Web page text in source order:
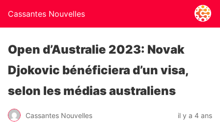
Cassantes Nouvelles
Open d’Australie 2023: Novak
Djokovic bénéficiera d’un visa,
selon les médias australiens
Cassantes Nouvelles il y a 4 ans